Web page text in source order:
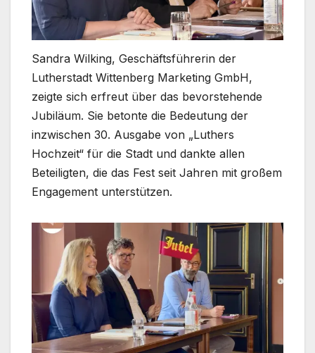
Sandra Wilking, Geschäftsführerin der
Lutherstadt Wittenberg Marketing GmbH,
zeigte sich erfreut über das bevorstehende
Jubiläum. Sie betonte die Bedeutung der
inzwischen 30. Ausgabe von „Luthers
Hochzeit“ für die Stadt und dankte allen
Beteiligten, die das Fest seit Jahren mit großem
Engagement unterstützen.